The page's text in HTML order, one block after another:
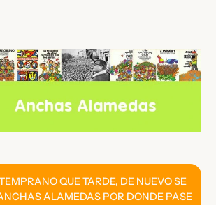
QUE TARDE, DE NUEVO SE
ALAMEDAS POR DONDE PASE